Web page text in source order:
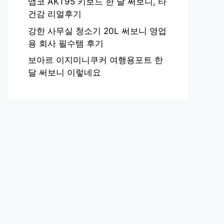
건감 리얼후기
강한 사무실 청소기 20L 써보니 영업
용 회사 필수템 후기
보아르 이지미니쿠커 여행용포트 한
달 써보니 이렇네요